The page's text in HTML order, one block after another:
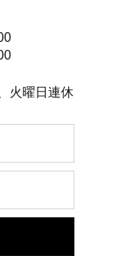
火曜日連休